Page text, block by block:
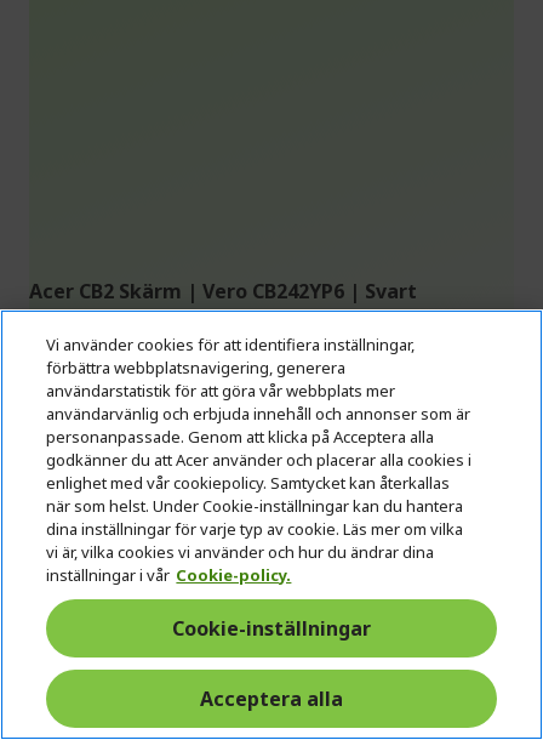
Acer CB2 Skärm | Vero CB242YP6 | Svart
Ref. UM.QB2EE.602
Skärm: 60,5 cm (23,8") Full HD (1920 x 1080) 144 Hz
HDMI/DP, 75 Hz VGA
Panelteknologi: IPS (178°x178°) Adaptive Sync
(DisplayPort VRR)
Ingångar: Visningsport, HDMI, VGA
Svarstid: 1 ms (VRB)
Ljusstyrka: 250 cd/m²
Produktinformationsblad
Vi använder cookies för att identifiera inställningar,
förbättra webbplatsnavigering, generera
användarstatistik för att göra vår webbplats mer
användarvänlig och erbjuda innehåll och annonser som är
personanpassade. Genom att klicka på Acceptera alla
godkänner du att Acer använder och placerar alla cookies i
enlighet med vår cookiepolicy. Samtycket kan återkallas
när som helst. Under Cookie-inställningar kan du hantera
dina inställningar för varje typ av cookie. Läs mer om vilka
vi är, vilka cookies vi använder och hur du ändrar dina
inställningar i vår Cookie-policy.
Cookie-inställningar
Acceptera alla